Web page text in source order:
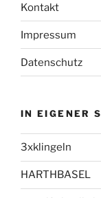
Kontakt
Impressum
Datenschutz
IN EIGENER
3xklingeln
HARTHBASEL